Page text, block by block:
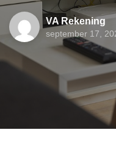
VA Rekening
september 17,